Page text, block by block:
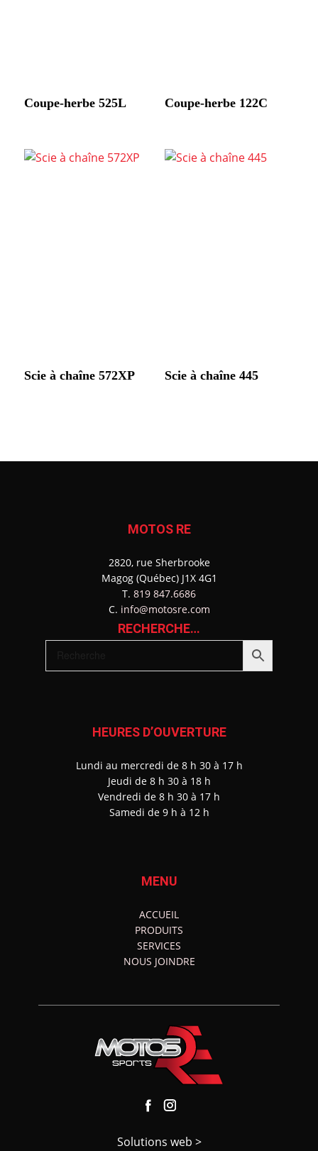
Coupe-herbe 525L Coupe-herbe 122C
Scie à chaîne 572XP Scie à chaîne 445
MOTOS RE
2820, rue Sherbrooke
Magog (Québec) J1X 4G1
T. 819 847.6686
C. info@motosre.com
RECHERCHE…
HEURES D’OUVERTURE
Lundi au mercredi de 8 h 30 à 17 h
Jeudi de 8 h 30 à 18 h
Vendredi de 8 h 30 à 17 h
Samedi de 9 h à 12 h
MENU
ACCUEIL
PRODUITS
SERVICES
NOUS JOINDRE
Solutions web >